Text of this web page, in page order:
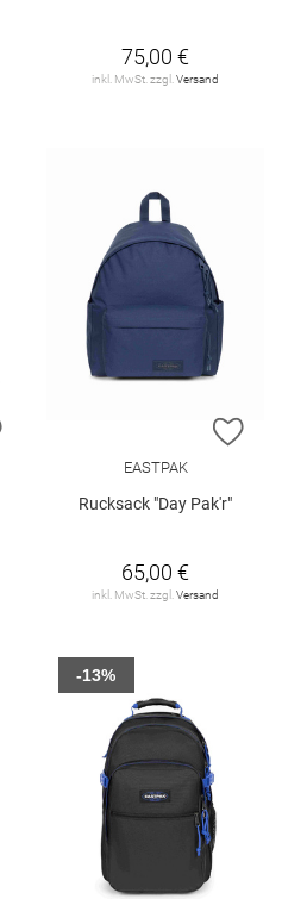
75,00 €
inkl. MwSt. zzgl. Versand
ZUR WUNSCHLISTE HINZUFÜGEN
ZUR
EASTPAK
Rucksack "Day Pak'r"
65,00 €
inkl. MwSt. zzgl. Versand
-13%